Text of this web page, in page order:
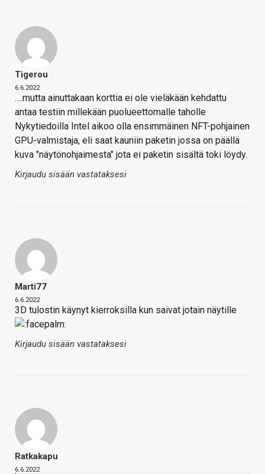
Tigerou
6.6.2022
….mutta ainuttakaan korttia ei ole vieläkään kehdattu
antaa testiin millekään puolueettomalle taholle
Nykytiedoilla Intel aikoo olla ensimmäinen NFT-pohjainen
GPU-valmistaja, eli saat kauniin paketin jossa on päällä
kuva "näytönohjaimesta" jota ei paketin sisältä toki löydy.
Kirjaudu sisään vastataksesi
Marti77
6.6.2022
3D tulostin käynyt kierroksilla kun saivat jotain näytille
Kirjaudu sisään vastataksesi
Ratkakapu
6.6.2022